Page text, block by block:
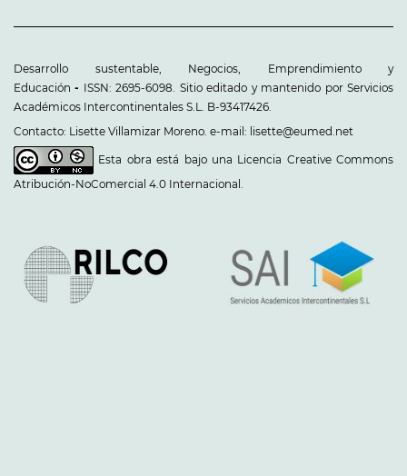
Desarrollo sustentable, Negocios, Emprendimiento y
Educación - ISSN: 2695-6098. Sitio editado y mantenido por Servicios
Académicos Intercontinentales S.L. B-93417426.
Contacto: Lisette Villamizar Moreno. e-mail: lisette@eumed.net
Esta obra está bajo una Licencia Creative Commons
Atribución-NoComercial 4.0 Internacional